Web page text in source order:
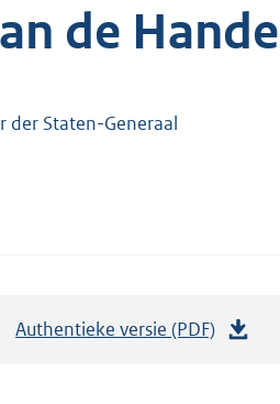
de
der Staten-Generaal
Authentieke versie (PDF)